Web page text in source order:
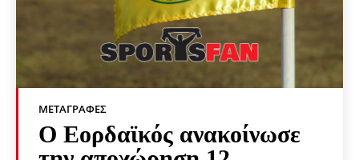
ΜΕΤΑΓΡΑΦΈΣ
Ο Εορδαϊκός ανακοίνωσε